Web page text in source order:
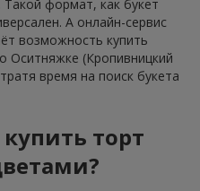
формат, как букет
А онлайн-сервис
возможность купить
Оситняжке (Кропивницкий
время на поиск букета
торт